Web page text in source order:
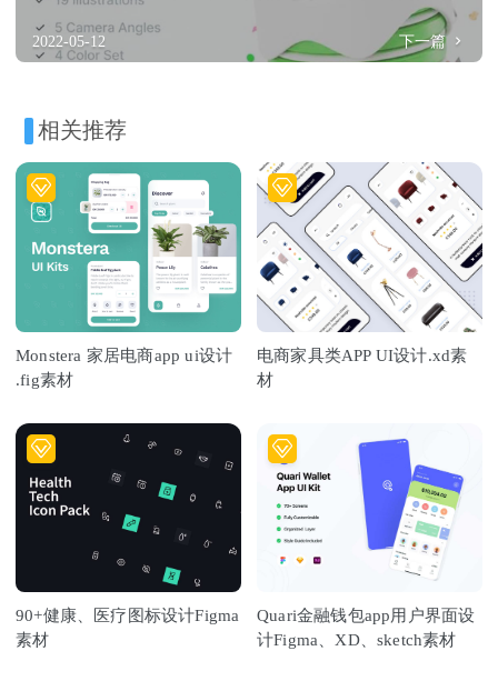
2022-05-12 下一篇
相关推荐
Monstera 家居电商app ui设计
.fig素材
电商家具类APP UI设计.xd素
材
90+健康、医疗图标设计Figma
素材
Quari金融钱包app用户界面设
计Figma、XD、sketch素材